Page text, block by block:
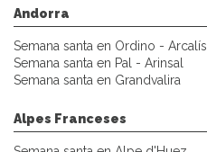
Andorra
Semana santa en Ordino - Arcalís
Semana santa en Pal - Arinsal
Semana santa en Grandvalira
Alpes Franceses